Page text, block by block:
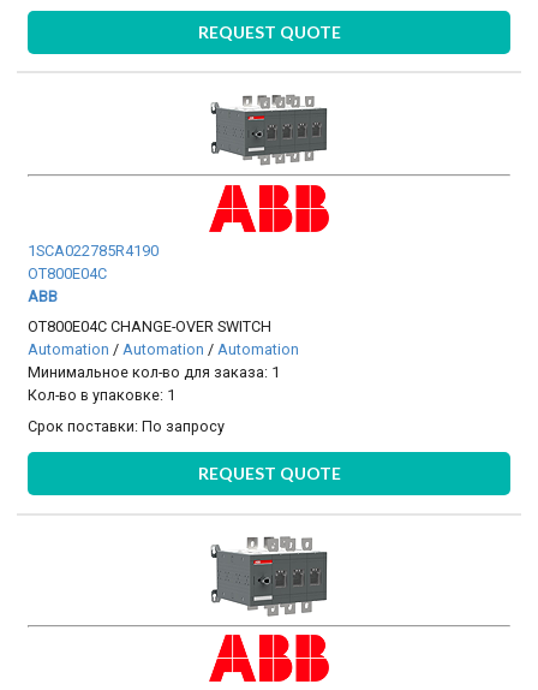
REQUEST QUOTE
1SCA022785R4190
OT800E04C
ABB
OT800E04C CHANGE-OVER SWITCH
Automation /Automation /Automation
Минимальное кол-во для заказа: 1
Кол-во в упаковке: 1
Срок поставки:По запросу
REQUEST QUOTE